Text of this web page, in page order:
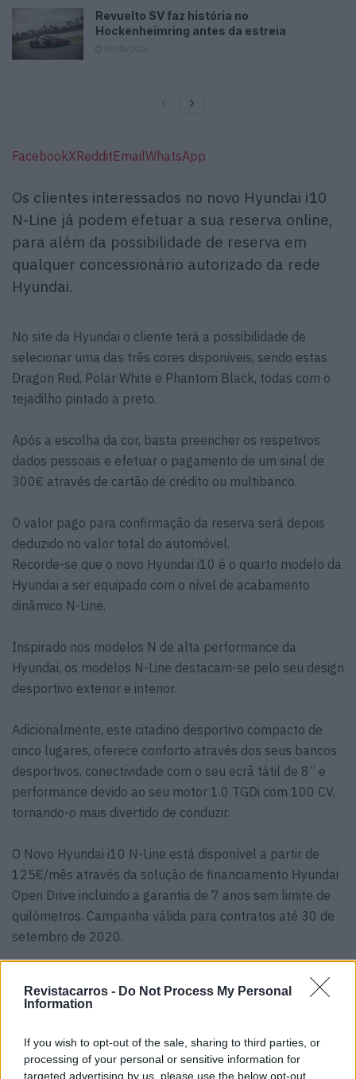
Revistacarros - Do Not Process My Personal
Information
If you wish to opt-out of the sale, sharing to third parties, or
processing of your personal or sensitive information for
targeted advertising by us, please use the below opt-out
Revuelto SV faz história no
Hockenheimring antes da estreia
FacebookXRedditEmailWhatsApp
Os clientes interessados no novo Hyundai i10
N-Line já podem efetuar a sua reserva online,
para além da possibilidade de reserva em
qualquer concessionário autorizado da rede
Hyundai.
No site da Hyundai o cliente terá a possibilidade de
selecionar uma das três cores disponíveis, sendo estas
Dragon Red, Polar White e Phantom Black, todas com o
tejadilho pintado a preto.
Após a escolha da cor, basta preencher os respetivos
dados pessoais e efetuar o pagamento de um sinal de
300€ através de cartão de crédito ou multibanco.
O valor pago para confirmação da reserva será depois
deduzido no valor total do automóvel.
Recorde-se que o novo Hyundai i10 é o quarto modelo da
Hyundai a ser equipado com o nível de acabamento
dinâmico N-Line.
Inspirado nos modelos N de alta performance da
Hyundai, os modelos N-Line destacam-se pelo seu design
desportivo exterior e interior.
Adicionalmente, este citadino desportivo compacto de
cinco lugares, oferece conforto através dos seus bancos
desportivos, conectividade com o seu ecrã tátil de 8’’ e
performance devido ao seu motor 1.0 TGDi com 100 CV,
tornando-o mais divertido de conduzir.
O Novo Hyundai i10 N-Line está disponível a partir de
125€/mês através da solução de financiamento Hyundai
Open Drive incluindo a garantia de 7 anos sem limite de
quilómetros. Campanha válida para contratos até 30 de
setembro de 2020.